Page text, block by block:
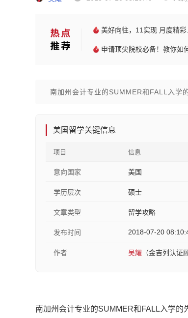
美好向往，11实现 月度精彩...
申请顶尖院校必备！教你如
南加州会计专业的SUMMER和FALL入学
美国留学关键信息
项目 信息
意向国家 美国
学历层次 硕士
文章类型 留学攻略
发布时间 2018-07-20
作者 吴耀 （金吉列认证
南加州会计专业的SUMMER和FALL入学的